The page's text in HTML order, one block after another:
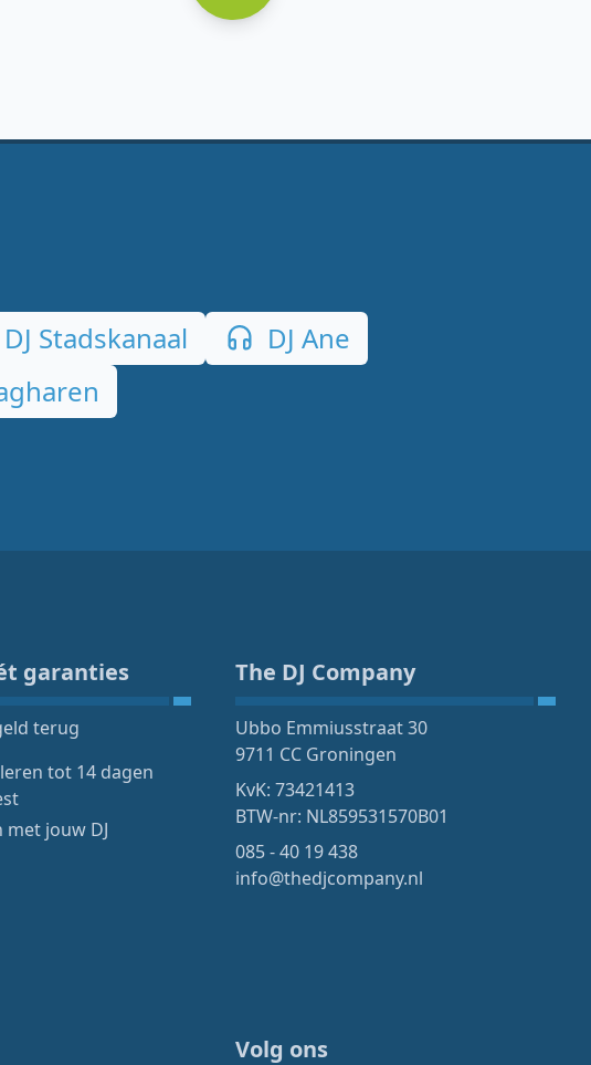
DJ Stadskanaal
DJ Ane
garanties
terug
tot 14 dagen
met jouw DJ
The DJ Company
Ubbo Emmiusstraat 30
9711 CC Groningen
KvK: 73421413
BTW-nr: NL859531570B01
085 - 40 19 438
info@thedjcompany.nl
Volg ons